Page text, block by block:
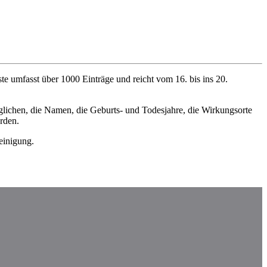
umfasst über 1000 Einträge und reicht vom 16. bis ins 20.
die Namen, die Geburts- und Todesjahre, die Wirkungsorte